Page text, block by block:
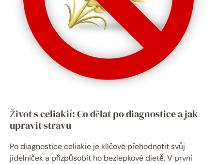
Život s‌ celiakií: Co dělat po diagnostice a jak
upravit stravu
Po diagnostice‍ celiakie⁤ je klíčové přehodnotit svůj
jídelníček a přizpůsobit ho bezlepkové dietě. ​V první